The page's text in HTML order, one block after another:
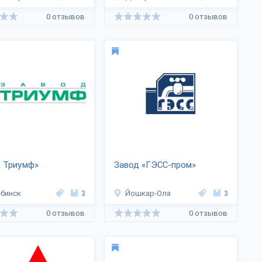
0 отзывов 0 отзывов
Триумф»
3
0 отзывов
Завод «ГЭСС-пром»
Йошкар-Ола 3
0 отзывов